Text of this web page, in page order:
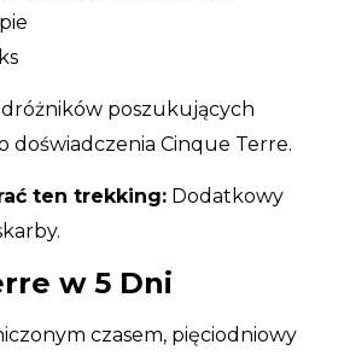
poszukujących
doświadczenia Cinque Terre.
ten trekking: Dodatkowy
w 5 Dni
czasem, pięciodniowy